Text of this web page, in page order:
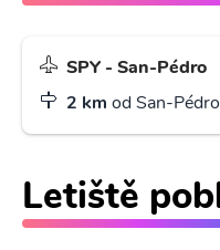
SPY - San-Pédro
2 km od San-Pédro
Letiště